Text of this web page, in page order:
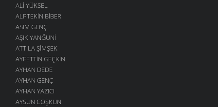
ALI YÜKSEL
ALPTEKIN BIBER
ASIM GENÇ
AŞIK YANĞUNI
ATTILA ŞIMŞEK
AYFETTIN GEÇKIN
AYHAN DEDE
AYHAN GENÇ
AYHAN YAZICI
AYSUN COŞKUN